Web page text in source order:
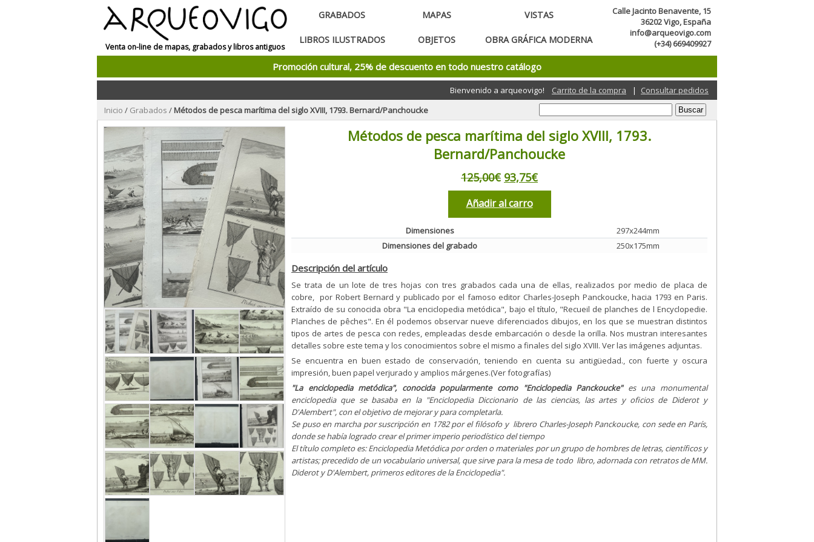
Venta on-line de mapas, grabados y libros antiguos
GRABADOS MAPAS VISTAS
LIBROS ILUSTRADOS OBJETOS OBRA GRÁFICA MODERNA
Calle Jacinto Benavente, 15
36202 Vigo, España
info@arqueovigo.com
(+34) 669409927
Promoción cultural, 25% de descuento en todo nuestro catálogo
Bienvenido a arqueovigo! Carrito de la compra |
Consultar pedidos
Inicio / Grabados /Métodos de pesca marítima del siglo XVIII, 1793. Bernard/Panchoucke
Métodos de pesca marítima del siglo XVIII, 1793.
Bernard/Panchoucke
125,00€ 93,75€
Añadir al carro
Dimensiones
297x244mm
Dimensiones del grabado
250x175mm
Descripción del artículo
Se trata de un lote de tres hojas con tres grabados cada una de ellas, realizados por medio de placa de
cobre, por Robert Bernard y publicado por el famoso editor Charles-Joseph Panckoucke, hacia 1793 en Paris.
Extraído de su conocida obra "La enciclopedia metódica", bajo el título, "Recueil de planches de l Encyclopedie.
Planches de pêches". En él podemos observar nueve diferenciados dibujos, en los que se muestran distintos
tipos de artes de pesca con redes, empleadas desde embarcación o desde la orilla. Nos mustran interesantes
detalles sobre este tema y los conocimientos sobre el mismo a finales del siglo XVIII. Ver las imágenes adjuntas.
Se encuentra en buen estado de conservación, teniendo en cuenta su antigüedad., con fuerte y oscura
impresión, buen papel verjurado y amplios márgenes.(Ver fotografías)
"La enciclopedia metódica", conocida popularmente como "Enciclopedia Panckoucke"es una monumental
enciclopedia que se basaba en la "Enciclopedia Diccionario de las ciencias, las artes y oficios de Diderot y
D'Alembert", con el objetivo de mejorar y para completarla.
Se puso en marcha por suscripción en 1782 por el filósofo y librero Charles-Joseph Panckoucke, con sede en París,
donde se había logrado crear el primer imperio periodístico del tiempo
El título completo es: Enciclopedia Metódica por orden o materiales por un grupo de hombres de letras, científicos y
artistas; precedido de un vocabulario universal, que sirve para la mesa de todo libro, adornada con retratos de MM.
Diderot y D'Alembert, primeros editores de la Enciclopedia".